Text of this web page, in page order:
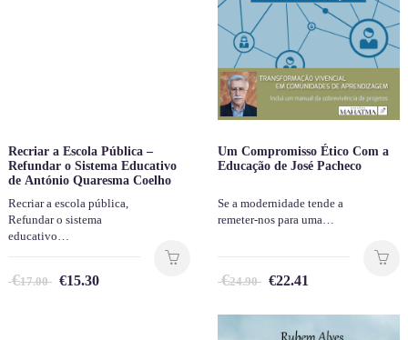
Recriar a Escola Pública –
Refundar o Sistema Educativo
de António Quaresma Coelho
Recriar a escola pública,
Refundar o sistema
educativo…
€17.00 €15.30
Um Compromisso Ético Com a
Educação de José Pacheco
Se a modernidade tende a
remeter-nos para uma…
€24.90 €22.41